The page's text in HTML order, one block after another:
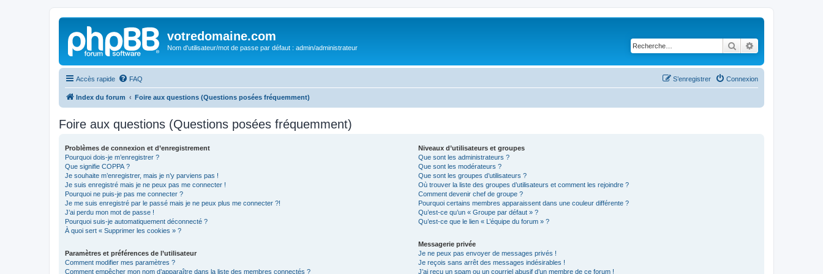
votredomaine.com
Nom d'utilisateur/mot de passe par défaut : admin/administrateur Rechercher
Accès rapide FAQ Connexion
S’enregistrer
Index du forum Foire aux questions (Questions posées fréquemment)
Foire aux questions (Questions posées fréquemment)
Problèmes de connexion et d’enregistrement
Pourquoi dois-je m’enregistrer ?
Que signifie COPPA ?
Je souhaite m’enregistrer, mais je n’y parviens pas !
Je suis enregistré mais je ne peux pas me connecter !
Pourquoi ne puis-je pas me connecter ?
Je me suis enregistré par le passé mais je ne peux plus me connecter ?!
J’ai perdu mon mot de passe !
Pourquoi suis-je automatiquement déconnecté ?
À quoi sert « Supprimer les cookies » ?
Paramètres et préférences de l’utilisateur
Comment modifier mes paramètres ?
Comment empêcher mon nom d’apparaître dans la liste des membres connectés ?
Niveaux d’utilisateurs et groupes
Que sont les administrateurs ?
Que sont les modérateurs ?
Que sont les groupes d’utilisateurs ?
Où trouver la liste des groupes d’utilisateurs et comment les rejoindre ?
Comment devenir chef de groupe ?
Pourquoi certains membres apparaissent dans une couleur différente ?
Qu’est-ce qu’un « Groupe par défaut » ?
Qu’est-ce que le lien « L’équipe du forum » ?
Messagerie privée
Je ne peux pas envoyer de messages privés !
Je reçois sans arrêt des messages indésirables !
J’ai reçu un spam ou un courriel abusif d’un membre de ce forum !